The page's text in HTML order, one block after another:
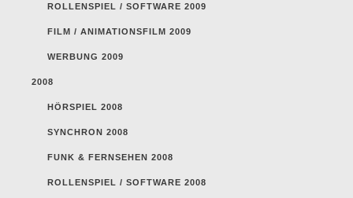
ROLLENSPIEL / SOFTWARE 2009
FILM / ANIMATIONSFILM 2009
WERBUNG 2009
2008
HÖRSPIEL 2008
SYNCHRON 2008
FUNK & FERNSEHEN 2008
ROLLENSPIEL / SOFTWARE 2008